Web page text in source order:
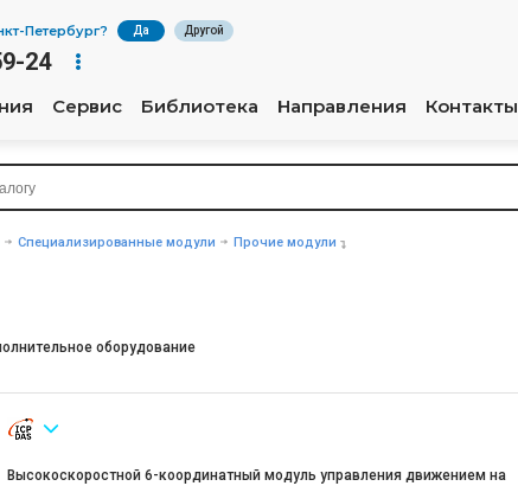
Петербург? Да Другой
24
Сервис Библиотека Направления Контакты
Специализированные модули Прочие модули
оборудование
Высокоскоростной 6-координатный модуль управления движением на